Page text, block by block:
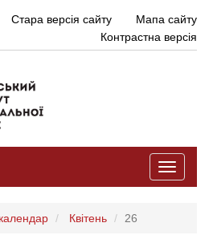
Стара версія сайту
Мапа сайту
Контрастна версія
Toggle
Квітень 26